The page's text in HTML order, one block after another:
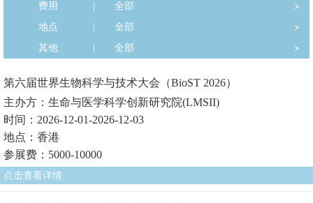
费用
全部
地点
全部
其他
全部
第六届世界生物科学与技术大会（BioST 2026）
主办方：生命与医学科学创新研究院(LMSII)
时间：2026-12-01-2026-12-03
地点：香港
参展费：5000-10000
点击查看详情